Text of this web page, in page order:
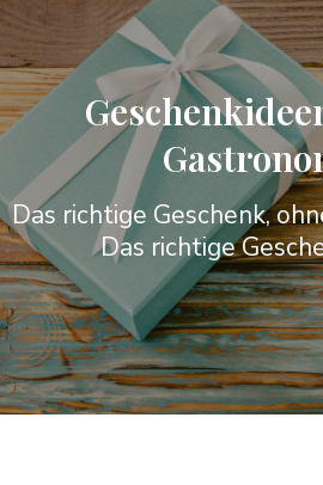
Das richtige Geschenk,
Das richtige